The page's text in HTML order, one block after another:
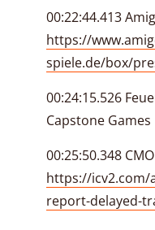
00:22:44.413
https://
spiele.de/box/
00:24:15.526
Capstone Games
00:25:50.348
https://icv2.com/
report-delayed-